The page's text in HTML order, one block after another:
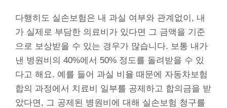
다행히도 실손보험은 내 과실 여부와 관계없이, 내
가 실제로 부담한 의료비가 있다면 그 금액을 기준
으로 보상받을 수 있는 경우가 많습니다. 보통 내가
낸 병원비의 40%에서 50% 정도를 돌려받을 수 있
다고 해요. 예를 들어 과실 비율 때문에 자동차보험
합의 과정에서 치료비 일부를 공제하고 합의금을 받
았다면, 그 공제된 병원비에 대해 실손보험 청구를